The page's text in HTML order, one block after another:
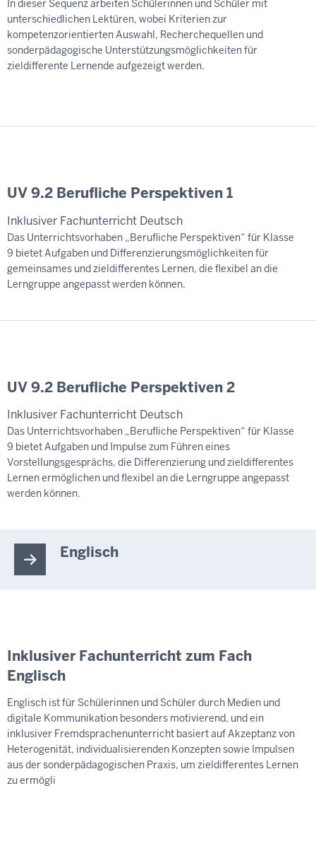
In dieser Sequenz arbeiten Schülerinnen und Schüler mit
unterschiedlichen Lektüren, wobei Kriterien zur
kompetenzorientierten Auswahl, Recherchequellen und
sonderpädagogische Unterstützungsmöglichkeiten für
zieldifferente Lernende aufgezeigt werden.
UV 9.2 Berufliche Perspektiven 1
Inklusiver Fachunterricht Deutsch
Das Unterrichtsvorhaben „Berufliche Perspektiven“ für Klasse
9 bietet Aufgaben und Differenzierungsmöglichkeiten für
gemeinsames und zieldifferentes Lernen, die flexibel an die
Lerngruppe angepasst werden können.
UV 9.2 Berufliche Perspektiven 2
Inklusiver Fachunterricht Deutsch
Das Unterrichtsvorhaben „Berufliche Perspektiven“ für Klasse
9 bietet Aufgaben und Impulse zum Führen eines
Vorstellungsgesprächs, die Differenzierung und zieldifferentes
Lernen ermöglichen und flexibel an die Lerngruppe angepasst
werden können.
Englisch
Inklusiver Fachunterricht zum Fach
Englisch
Englisch ist für Schülerinnen und Schüler durch Medien und
digitale Kommunikation besonders motivierend, und ein
inklusiver Fremdsprachenunterricht basiert auf Akzeptanz von
Heterogenität, individualisierenden Konzepten sowie Impulsen
aus der sonderpädagogischen Praxis, um zieldifferentes Lernen
zu ermögli